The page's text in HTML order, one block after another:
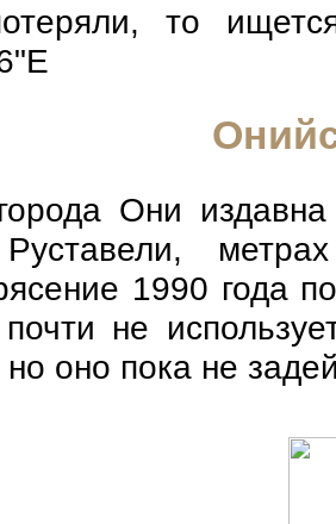
то
Они
1990 года
не
оно пока не